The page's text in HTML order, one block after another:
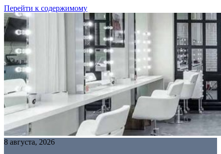
Перейти к содержимому
8 августа, 2026